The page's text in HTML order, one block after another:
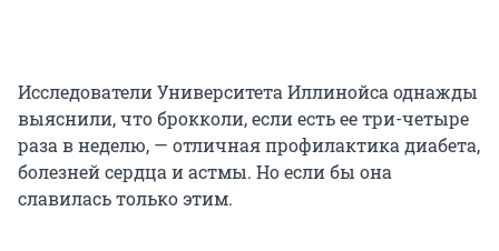
Исследователи Университета Иллинойса однажды
выяснили, что брокколи, если есть ее три-четыре
раза в неделю, — отличная профилактика диабета,
болезней сердца и астмы. Но если бы она
славилась только этим.